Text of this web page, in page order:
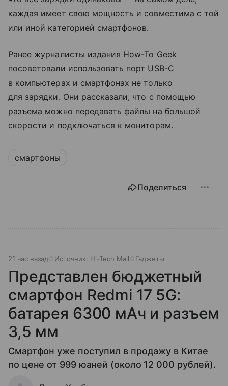
каждая имеет свою мощность и совместима с той
или иной категорией смартфонов.
Ранее журналисты издания How-To Geek
посоветовали использовать порт USB-C
в компьютерах и смартфонах не только
для зарядки. Они рассказали, что с помощью
разъема можно передавать файлы на большой
скорости и подключаться к мониторам.
смартфоны
Поделиться
21 час назад Источник: Hi-Tech Mail Гаджеты
Представлен бюджетный
смартфон Redmi 17 5G:
батарея 6300 мАч и разъем
3,5 мм
Смартфон уже поступил в продажу в Китае
по цене от 999 юаней (около 12 000 рублей).